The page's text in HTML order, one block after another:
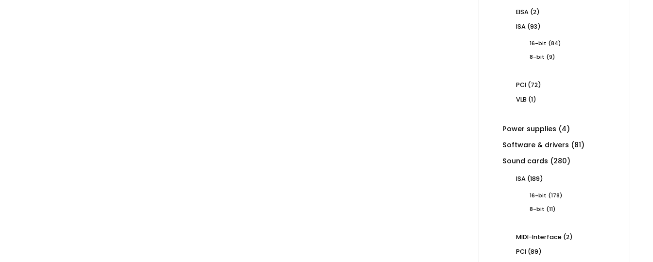
EISA 22
ISA 9393
16-bit 8484
8-bit 99
PCI 7272
VLB 11
Power supplies 44
products
Software & drivers 8181
Sound cards 280280
ISA 189189
16-bit 178178
8-bit 1111
MIDI-Interface 22
PCI 8989